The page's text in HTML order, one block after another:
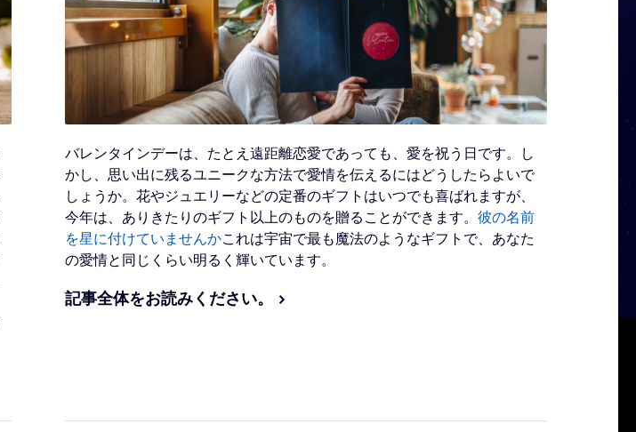
バレンタインデーは、たとえ遠距離恋愛であっても、愛を祝う日です。し
かし、思い出に残るユニークな方法で愛情を伝えるにはどうしたらよいで
しょうか。花やジュエリーなどの定番のギフトはいつでも喜ばれますが、
今年は、ありきたりのギフト以上のものを贈ることができます。 彼の名前
を星に付けていませんかこれは宇宙で最も魔法のようなギフトで、あなた
の愛情と同じくらい明るく輝いています。
記事全体をお読みください。